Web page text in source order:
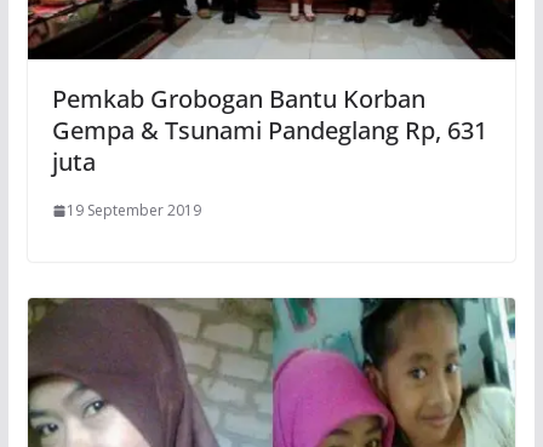
Pemkab Grobogan Bantu Korban
Gempa & Tsunami Pandeglang Rp, 631
juta
19 September 2019